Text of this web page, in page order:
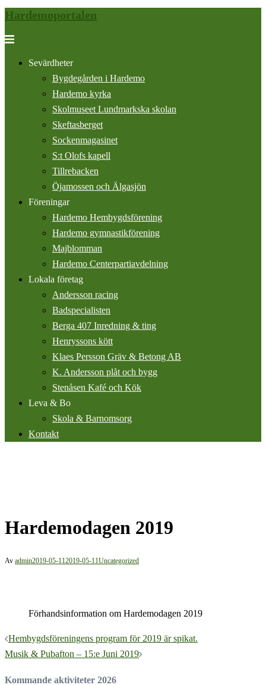
Hoppa
innehåll
Hardemoportalen
Slå
meny
Sevärdheter
Bygdegården i Hardemo
Hardemo kyrka
Skolmuseet Lundmarkska skolan
Skeftasberget
Sockenmagasinet
S:t Olofs kapell
Tillrebacken
Öjamossen och Älgasjön
Föreningar
Hardemo Hembygdsförening
Hardemo gymnastikförening
Majblomman
Hardemo Centerpartiavdelning
Lokala företag
Andersson racing
Badspecialisten
Berga 407 Inredning & ting
Henryssons kött
Klaes Persson Gräv & Betong AB
K. Andersson plåt och bygg
Stenåsen Kafé och Kök
Leva & Bo
Skola & Barnomsorg
Kontakt
Hardemodagen 2019
Av admin2019-05-112019-05-11Uncategorized
Förhandsinformation om Hardemodagen 2019
Inläggsnavigering
Hembygdsföreningens program för 2019 är spikat.
Musik & Pubafton – 15:e Juni 2019
Kommande aktiviteter 2026